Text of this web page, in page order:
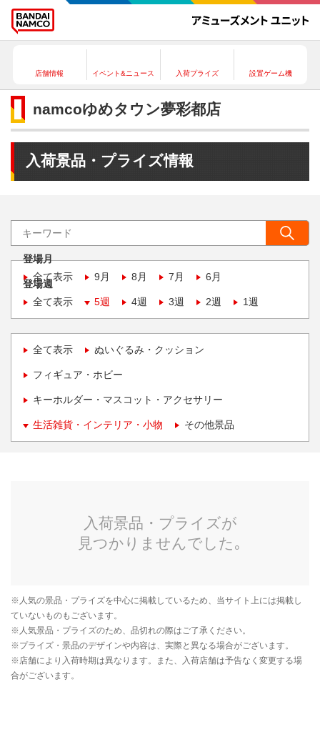
店舗情報 イベント&ニュース 入荷プライズ 設置ゲーム機
namcoゆめタウン夢彩都店
入荷景品・プライズ情報
登場月
全て表示
9月 8月 7月 6月
登場週
全て表示
5週 4週 3週 2週 1週
全て表示 ぬいぐるみ・クッション
フィギュア・ホビー
キーホルダー・マスコット・アクセサリー
生活雑貨・インテリア・小物 その他景品